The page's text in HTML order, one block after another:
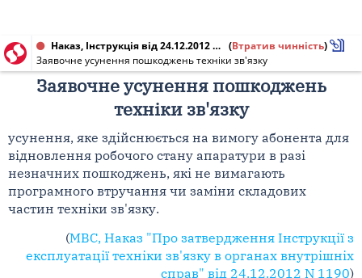
Наказ, Інструкція від 24.12.2012 № 1190 (Втратив чинність)
Заявочне усунення пошкоджень техніки зв'язку